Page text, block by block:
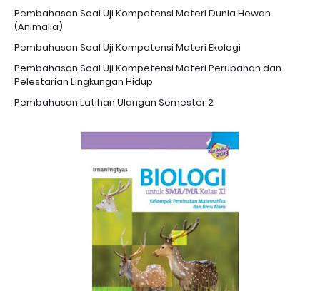
Pembahasan Soal Uji Kompetensi Materi Dunia Hewan
(Animalia)
Pembahasan Soal Uji Kompetensi Materi Ekologi
Pembahasan Soal Uji Kompetensi Materi Perubahan dan
Pelestarian Lingkungan Hidup
Pembahasan Latihan Ulangan Semester 2